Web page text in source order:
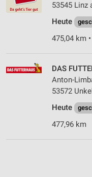
53545 Linz
Heute
475,04 km
DAS
Anton-
53572
Heute
477,96 km